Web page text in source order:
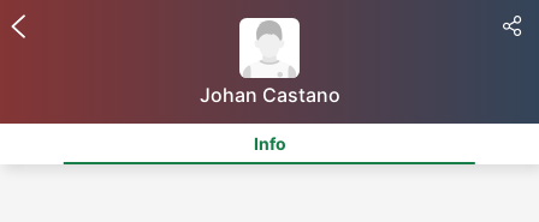
Johan Castano
Info